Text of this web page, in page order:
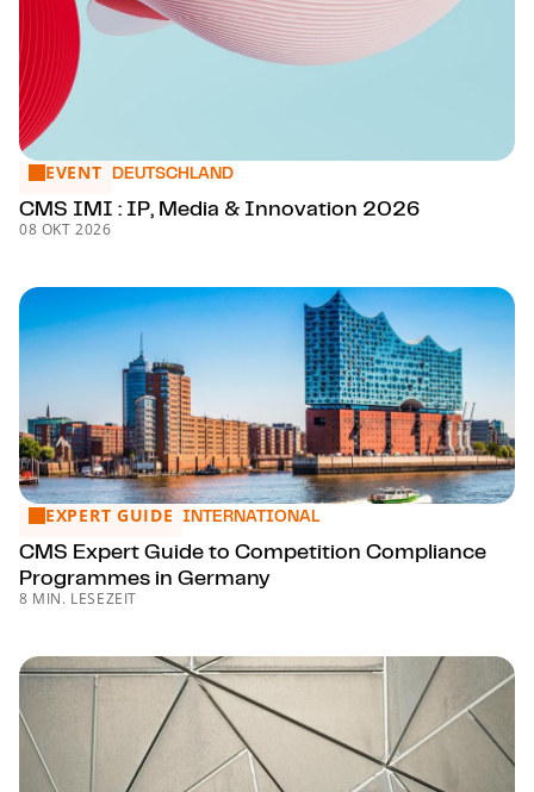
CMS IMI : IP, Media & Innovation 2026
EVENT DEUTSCHLAND
CMS IMI : IP, Media & Innovation 2026
08 OKT 2026
CMS Expert Guide to Competition Compliance
EXPERT GUIDE INTERNATIONAL
CMS Expert Guide to Competition Compliance
Programmes in Germany
8 MIN. LESEZEIT